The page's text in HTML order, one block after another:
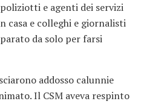
e agenti dei servizi
casa e colleghi e giornalisti
da solo per farsi
addosso calunnie
Il CSM aveva respinto